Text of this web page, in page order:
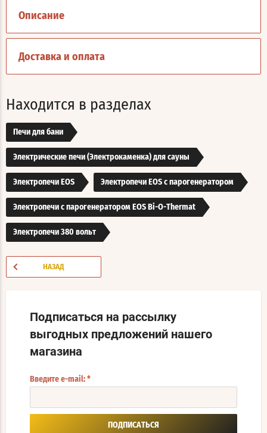
Описание
Доставка и оплата
Находится в разделах
Печи для бани
Электрические печи (Электрокаменка) для сауны
Электропечи EOS Электропечи EOS с парогенератором
Электропечи с парогенератором EOS Bi-O-Thermat
Электропечи 380 вольт
НАЗАД
Подписаться на рассылку
выгодных предложений нашего
магазина
Введите e-mail: *
ПОДПИСАТЬСЯ